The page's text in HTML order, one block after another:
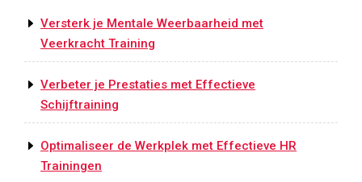
Versterk je Mentale Weerbaarheid met
Veerkracht Training
Verbeter je Prestaties met Effectieve
Schijftraining
Optimaliseer de Werkplek met Effectieve HR
Trainingen